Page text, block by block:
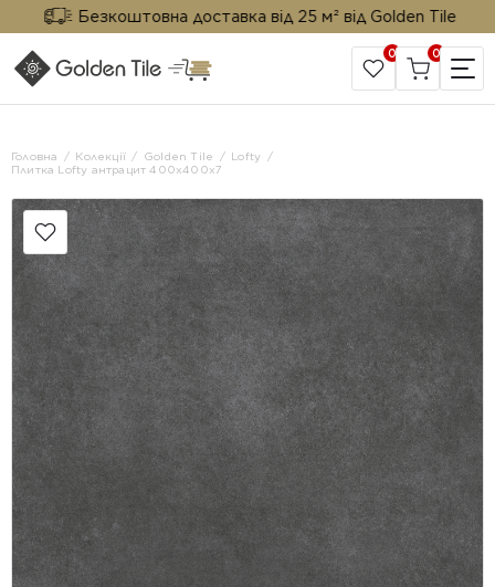
Безкоштовна доставка від 25 м² від Golden Tile
САЙТ КОМПАНІЇ
0 0
Головна Колекції Golden Tile
Lofty
Плитка Lofty антрацит 400х400х7